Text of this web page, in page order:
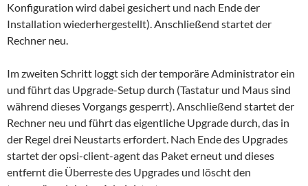
Konfiguration wird dabei gesichert und nach Ende der
Installation wiederhergestellt). Anschließend startet der
Rechner neu.
Im zweiten Schritt loggt sich der temporäre Administrator ein
und führt das Upgrade-Setup durch (Tastatur und Maus sind
während dieses Vorgangs gesperrt). Anschließend startet der
Rechner neu und führt das eigentliche Upgrade durch, das in
der Regel drei Neustarts erfordert. Nach Ende des Upgrades
startet der opsi-client-agent das Paket erneut und dieses
entfernt die Überreste des Upgrades und löscht den